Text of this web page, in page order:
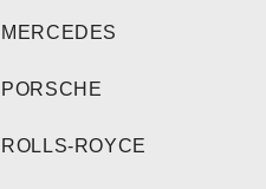
MERCEDES
PORSCHE
ROLLS-ROYCE